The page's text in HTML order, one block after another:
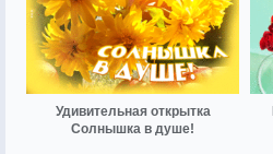
Удивительная открытка
Солнышка в душе!